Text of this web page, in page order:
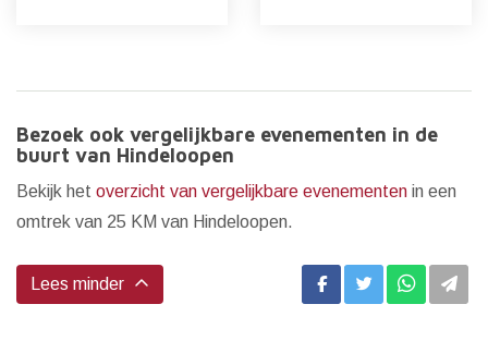
Bezoek ook vergelijkbare evenementen in de
buurt van Hindeloopen
Bekijk het overzicht van vergelijkbare evenementen in een
omtrek van 25 KM van Hindeloopen.
Lees minder